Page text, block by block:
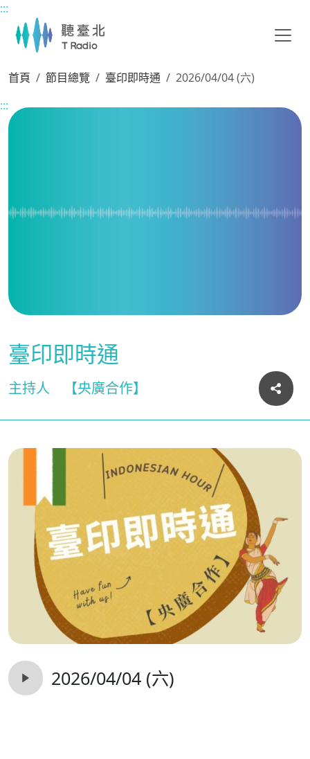
主要內容區塊
:::
首頁 節目總覽 臺印即時通
2026/04/04 (六)
:::
臺印即時通
主持人 【央廣合作】
2026/04/04 (六)